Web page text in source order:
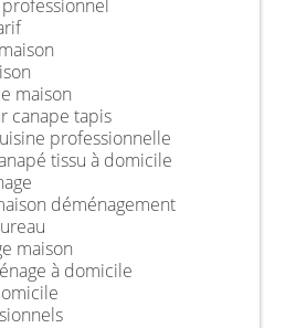
maison
canape tapis
professionnelle
tissu à domicile
déménagement
maison
à domicile